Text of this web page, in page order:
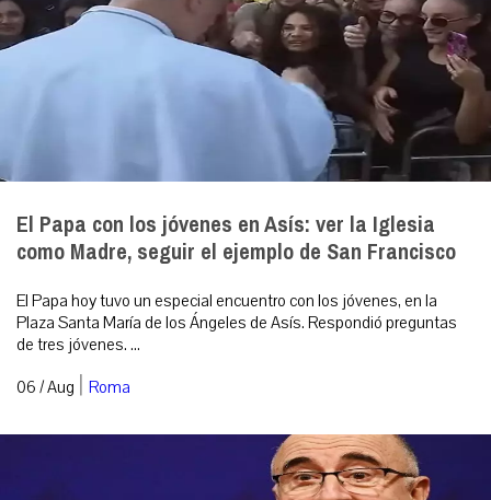
El Papa con los jóvenes en Asís: ver la Iglesia
como Madre, seguir el ejemplo de San Francisco
El Papa hoy tuvo un especial encuentro con los jóvenes, en la
Plaza Santa María de los Ángeles de Asís. Respondió preguntas
de tres jóvenes. ...
06 / Aug | Roma